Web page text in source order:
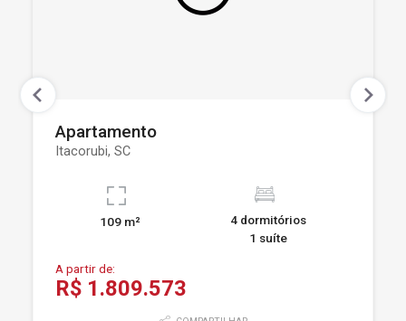
Apartamento
Itacorubi, SC
109 m²
4 dormitórios
1 suíte
A partir de:
R$ 1.809.573